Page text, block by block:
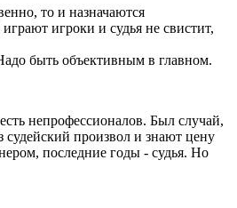
то и назначаются
игроки и судья не свистит,
быть объективным в главном.
непрофессионалов. Был случай,
произвол и знают цену
последние годы - судья. Но